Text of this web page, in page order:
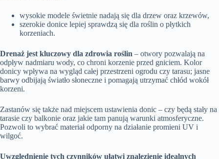
wysokie modele świetnie nadają się dla drzew oraz krzewów,
szerokie donice lepiej sprawdzą się dla roślin o płytkich
korzeniach.
Drenaż jest kluczowy dla zdrowia roślin – otwory pozwalają na
odpływ nadmiaru wody, co chroni korzenie przed gniciem. Kolor
donicy wpływa na wygląd całej przestrzeni ogrodu czy tarasu; jasne
barwy odbijają światło słoneczne i pomagają utrzymać chłód wokół
korzeni.
Zastanów się także nad miejscem ustawienia donic – czy będą stały na
tarasie czy balkonie oraz jakie tam panują warunki atmosferyczne.
Pozwoli to wybrać materiał odporny na działanie promieni UV i
wilgoć.
Uwzględnienie tych czynników ułatwi znalezienie idealnych